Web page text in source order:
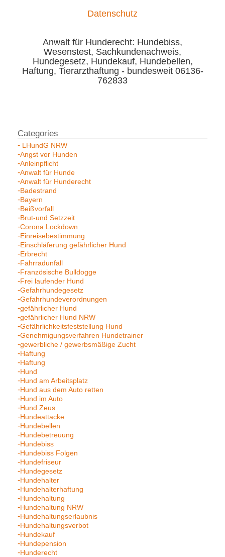
Datenschutz
Anwalt für Hunderecht: Hundebiss,
Wesenstest, Sachkundenachweis,
Hundegesetz, Hundekauf, Hundebellen,
Haftung, Tierarzthaftung - bundesweit 06136-
762833
LHundG NRW
Angst vor Hunden
Anleinpflicht
Anwalt für Hunde
Anwalt für Hunderecht
Badestrand
Bayern
Beißvorfall
Brut-und Setzzeit
Corona Lockdown
Einreisebestimmung
Einschläferung gefährlicher Hund
Erbrecht
Fahrradunfall
Französische Bulldogge
Frei laufender Hund
Gefahrhundegesetz
Gefahrhundeverordnungen
gefährlicher Hund
gefährlicher Hund NRW
Gefährlichkeitsfeststellung Hund
Genehmigungsverfahren Hundetrainer
gewerbliche / gewerbsmäßige Zucht
Haftung
Haftung
Hund
Hund am Arbeitsplatz
Hund aus dem Auto retten
Hund im Auto
Hund Zeus
Hundeattacke
Hundebellen
Hundebetreuung
Hundebiss
Hundebiss Folgen
Hundefriseur
Hundegesetz
Hundehalter
Hundehalterhaftung
Hundehaltung
Hundehaltung NRW
Hundehaltungserlaubnis
Hundehaltungsverbot
Hundekauf
Hundepension
Hunderecht